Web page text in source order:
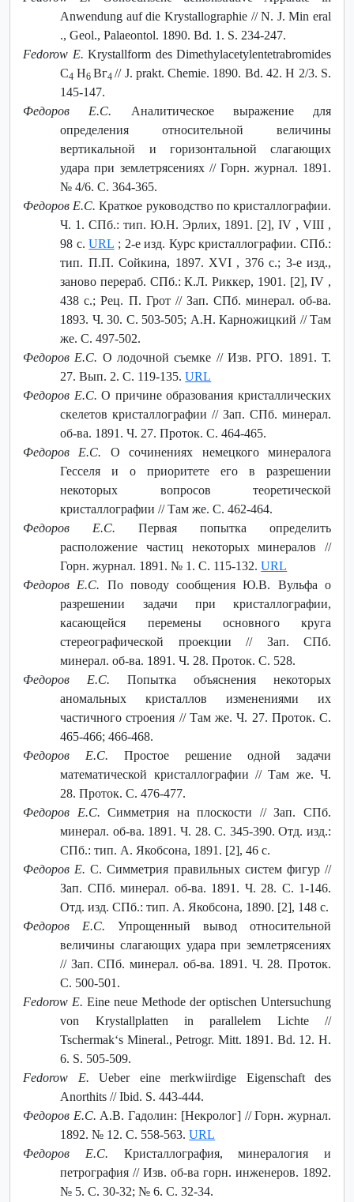
Anwendung auf die Krystallographie // N. J. Min eral
., Geol., Palaeontol. 1890. Bd. 1. S. 234-247.
Fedorow E. Krystallform des Dimethylacetylentetrabromides
С4 Н6 Вг4// J. prakt. Chemie. 1890. Bd. 42. H 2/3. S.
145-147.
Федоров Е.С. Аналитическое выражение для
определения относительной величины
вертикальной и горизонтальной слагающих
удара при землетрясениях // Горн. журнал. 1891.
№ 4/6. С. 364-365.
Федоров Е.С. Краткое руководство по кристаллографии.
Ч. 1. СПб.: тип. Ю.Н. Эрлих, 1891. [2], IV , VIII ,
98 с.URL ; 2-е изд. Курс кристаллографии. СПб.:
тип. П.П. Сойкина, 1897. XVI , 376 c.; 3-е изд.,
заново перераб. СПб.: К.Л. Риккер, 1901. [2], IV ,
438 с.; Рец. П. Грот // Зап. СПб. минерал. об-ва.
1893. Ч. 30. С. 503-505; А.Н. Карножицкий // Там
же. С. 497-502.
Федоров Е.С. О лодочной съемке // Изв. РГО. 1891. Т.
27. Вып. 2. С. 119-135.URL
Федоров Е.С. О причине образования кристаллических
скелетов кристаллографии // Зап. СПб. минерал.
об-ва. 1891. Ч. 27. Проток. С. 464-465.
Федоров Е.С. О сочинениях немецкого минералога
Гесселя и о приоритете его в разрешении
некоторых вопросов теоретической
кристаллографии // Там же. С. 462-464.
Федоров Е.С. Первая попытка определить
расположение частиц некоторых минералов //
Горн. журнал. 1891. № 1. С. 115-132.URL
Федоров Е.С. По поводу сообщения Ю.В. Вульфа о
разрешении задачи при кристаллографии,
касающейся перемены основного круга
стереографической проекции // Зап. СПб.
минерал. об-ва. 1891. Ч. 28. Проток. С. 528.
Федоров Е.С. Попытка объяснения некоторых
аномальных кристаллов изменениями их
частичного строения // Там же. Ч. 27. Проток. С.
465-466; 466-468.
Федоров Е.С. Простое решение одной задачи
математической кристаллографии // Там же. Ч.
28. Проток. С. 476-477.
Федоров Е.С. Симметрия на плоскости // Зап. СПб.
минерал. об-ва. 1891. Ч. 28. С. 345-390. Отд. изд.:
СПб.: тип. А. Якобсона, 1891. [2], 46 с.
Федоров Е. С. Симметрия правильных систем фигур //
Зап. СПб. минерал. об-ва. 1891. Ч. 28. С. 1-146.
Отд. изд. СПб.: тип. А. Якобсона, 1890. [2], 148 с.
Федоров Е.С. Упрощенный вывод относительной
величины слагающих удара при землетрясениях
// Зап. СПб. минерал. об-ва. 1891. Ч. 28. Проток.
С. 500-501.
Fedorow E. Eine neue Methode der optischen Untersuchung
von Krystallplatten in parallelem Lichte //
Tschermak‘s Mineral., Petrogr. Mitt. 1891. Bd. 12. H.
6. S. 505-509.
Fedorow E. Ueber eine merkwiirdige Eigenschaft des
Anorthits // Ibid. S. 443-444.
Федоров Е.С. А.В. Гадолин: [Некролог] // Горн. журнал.
1892. № 12. С. 558-563.URL
Федоров Е.С. Кристаллография, минералогия и
петрография // Изв. об-ва горн. инженеров. 1892.
№ 5. С. 30-32; № 6. С. 32-34.